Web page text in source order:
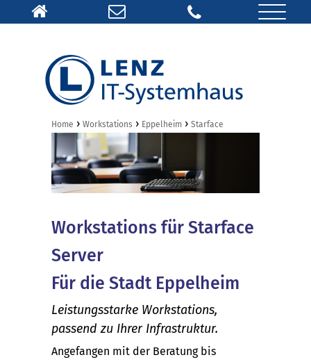
Home › Workstations › Eppelheim › Starface
Workstations für Starface
Server
Für die Stadt Eppelheim
Leistungsstarke Workstations,
passend zu Ihrer Infrastruktur.
Angefangen mit der Beratung bis